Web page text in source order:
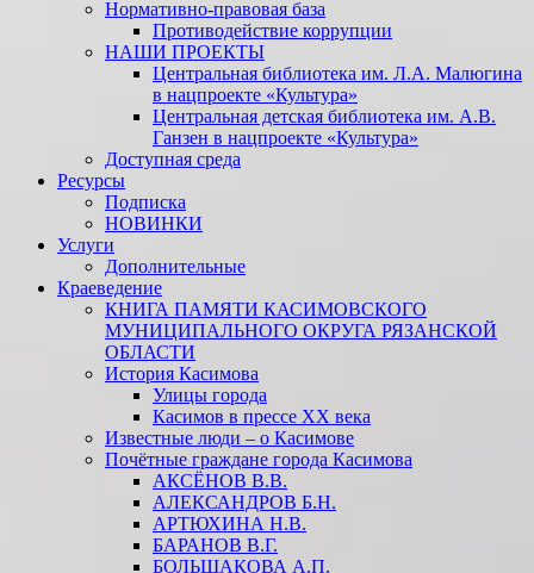
Нормативно-правовая база
Противодействие коррупции
НАШИ ПРОЕКТЫ
Центральная библиотека им. Л.А. Малюгина
в нацпроекте «Культура»
Центральная детская библиотека им. А.В.
Ганзен в нацпроекте «Культура»
Доступная среда
Ресурсы
Подписка
НОВИНКИ
Услуги
Дополнительные
Краеведение
КНИГА ПАМЯТИ КАСИМОВСКОГО
МУНИЦИПАЛЬНОГО ОКРУГА РЯЗАНСКОЙ
ОБЛАСТИ
История Касимова
Улицы города
Касимов в прессе XX века
Известные люди – о Касимове
Почётные граждане города Касимова
АКСЁНОВ В.В.
АЛЕКСАНДРОВ Б.Н.
АРТЮХИНА Н.В.
БАРАНОВ В.Г.
БОЛЬШАКОВА А.П.